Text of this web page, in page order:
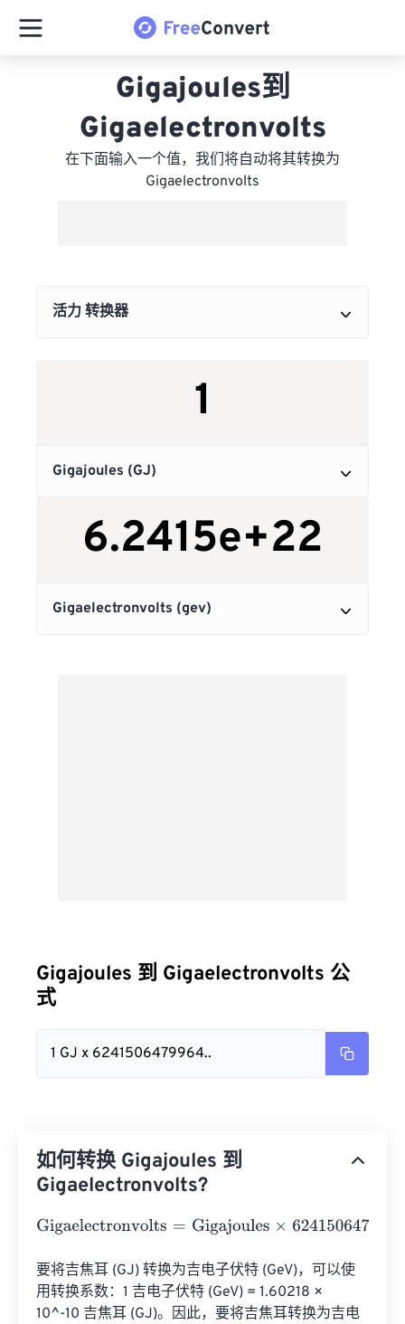
Gigajoules到
Gigaelectronvolts
在下面输入一个值，我们将自动将其转换为
Gigaelectronvolts
Gigajoules 到 Gigaelectronvolts 公
式
1 GJ x 6241506479964..
如何转换 Gigajoules 到
Gigaelectronvolts?
Gigaelectronvolts=Gigajoules×
要将吉焦耳 (GJ) 转换为吉电子伏特 (GeV)，可以使
用转换系数：1 吉电子伏特 (GeV) = 1.60218 ×
10^-10 吉焦耳 (GJ)。因此，要将吉焦耳转换为吉电